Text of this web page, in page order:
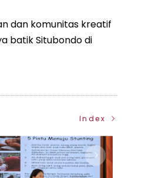
dan komunitas kreatif
batik Situbondo di
Index